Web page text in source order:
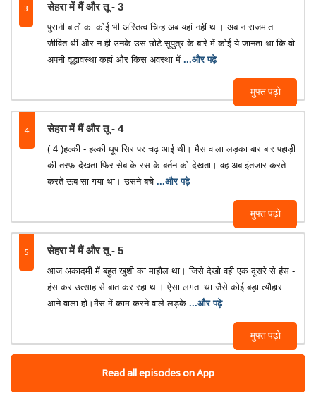
3 सेहरा में मैं और तू - 3
मुफ्त पढ़ो
पुरानी बातों का कोई भी अस्तित्व चिन्ह अब यहां नहीं था। अब न राजमाता
जीवित थीं और न ही उनके उस छोटे सुपुत्र के बारे में कोई ये जानता था कि वो
अपनी वृद्धावस्था कहां और किस अवस्था में ...और पढ़े
4 सेहरा में मैं और तू - 4
मुफ्त पढ़ो
( 4 )हल्की - हल्की धूप सिर पर चढ़ आई थी। मैस वाला लड़का बार बार पहाड़ी
की तरफ़ देखता फिर सेब के रस के बर्तन को देखता। वह अब इंतजार करते
करते ऊब सा गया था। उसने बचे ...और पढ़े
5 सेहरा में मैं और तू - 5
मुफ्त पढ़ो
आज अकादमी में बहुत खुशी का माहौल था। जिसे देखो वही एक दूसरे से हंस -
हंस कर उत्साह से बात कर रहा था। ऐसा लगता था जैसे कोई बड़ा त्यौहार
आने वाला हो।मैस में काम करने वाले लड़के ...और पढ़े
Read all episodes on App